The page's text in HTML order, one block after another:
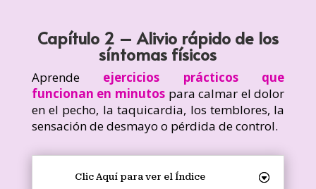
Capítulo 2 – Alivio rápido de los
síntomas físicos
Aprende ejercicios prácticos que
funcionan en minutos para calmar el dolor
en el pecho, la taquicardia, los temblores, la
sensación de desmayo o pérdida de control.
Clic Aquí para ver el Índice